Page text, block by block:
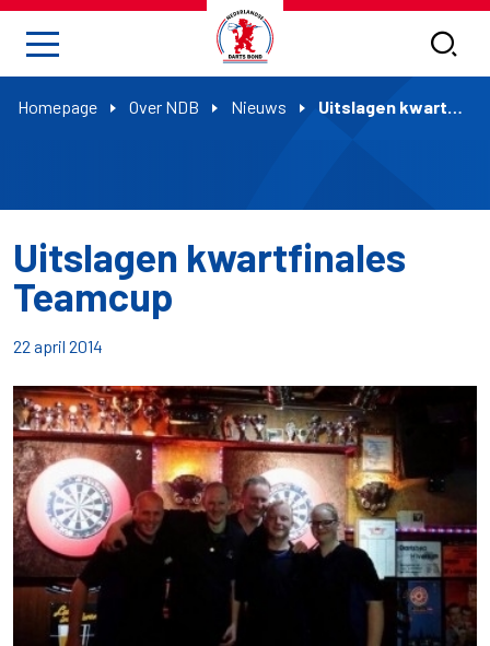
Homepage Over NDB Nieuws Uitslagen kwartfinales Teamcup
Uitslagen kwartfinales
Teamcup
22 april 2014